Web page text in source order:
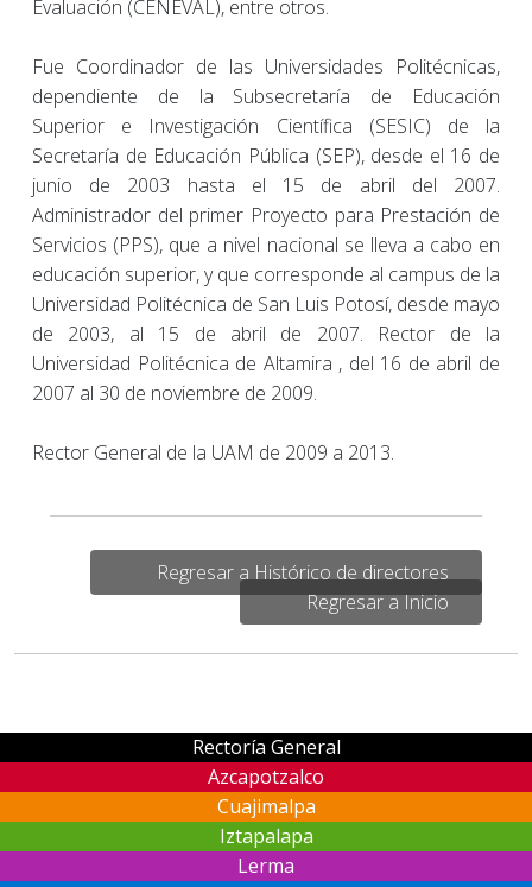
Evaluación (CENEVAL), entre otros.
Fue Coordinador de las Universidades Politécnicas,
dependiente de la Subsecretaría de Educación
Superior e Investigación Científica (SESIC) de la
Secretaría de Educación Pública (SEP), desde el 16 de
junio de 2003 hasta el 15 de abril del 2007.
Administrador del primer Proyecto para Prestación de
Servicios (PPS), que a nivel nacional se lleva a cabo en
educación superior, y que corresponde al campus de la
Universidad Politécnica de San Luis Potosí, desde mayo
de 2003, al 15 de abril de 2007. Rector de la
Universidad Politécnica de Altamira , del 16 de abril de
2007 al 30 de noviembre de 2009.
Rector General de la UAM de 2009 a 2013.
Regresar a Histórico de directores
Regresar a Inicio
Rectoría General
Azcapotzalco
Cuajimalpa
Iztapalapa
Lerma